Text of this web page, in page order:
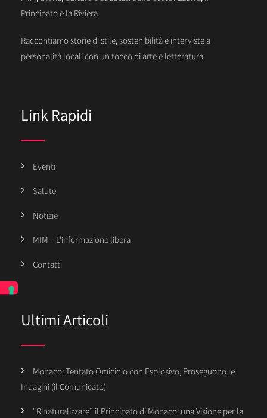
Principato e la Riviera.
Raccontiamo storie di stile, sostenibilità e interviste a
personalità locali con un tocco di arte e letteratura.
Link Rapidi
Eventi
Salute
Notizie
MIM – L’informazione libera
Contatti
Ultimi Articoli
Monaco: Tentato Omicidio con Esplosivo, Proseguono le
Indagini (il Comunicato)
“Rinaturalizzare” il Principato di Monaco: una Visione per la